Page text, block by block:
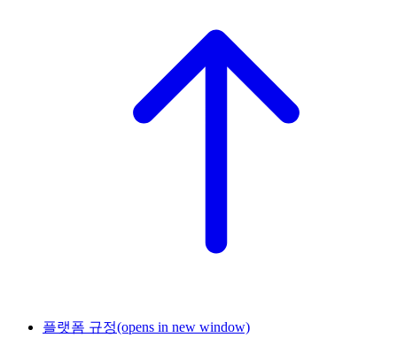
플랫폼 규정(opens in new window)